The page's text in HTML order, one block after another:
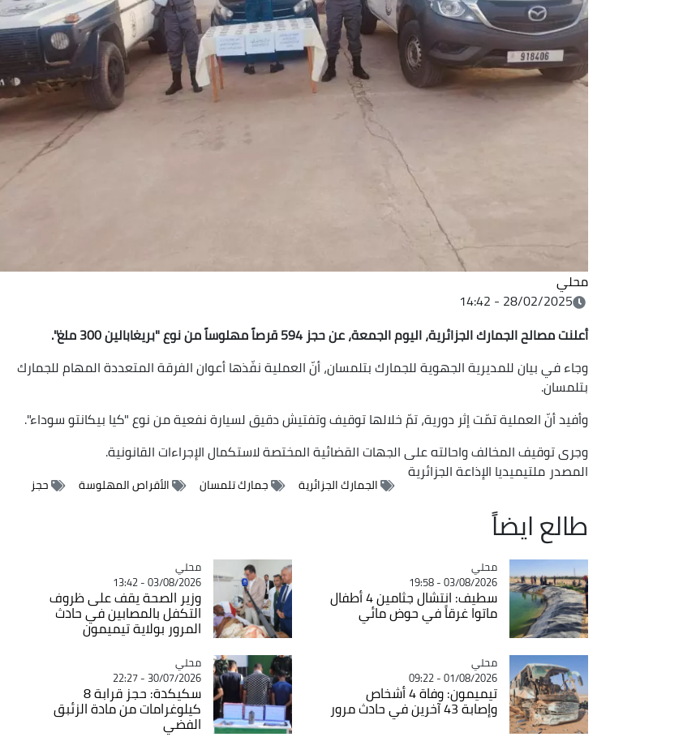
محلي
28/02/2025 - 14:42
أعلنت مصالح الجمارك الجزائرية، اليوم الجمعة، عن حجز 594 قرصاً مهلوساً من نوع "بريغابالين 300 ملغ".
وجاء في بيان للمديرية الجهوية للجمارك بتلمسان، أنّ العملية نفّذها أعوان الفرقة المتعددة المهام للجمارك
بتلمسان.
وأفيد أنّ العملية تمّت إثر دورية، تمّ خلالها توقيف وتفتيش دقيق لسيارة نفعية من نوع "كيا بيكانتو سوداء".
وجرى توقيف المخالف واحالته على الجهات القضائية المختصة لاستكمال الإجراءات القانونية.
المصدر ملتيميديا الإذاعة الجزائرية
الجمارك الجزائرية جمارك تلمسان الأقراص المهلوسة حجز
طالع ايضاً
Catégorie
محلي
03/08/2026 - 19:58
سطيف: انتشال جثامين 4 أطفال
ماتوا غرقاً في حوض مائي
Catégorie
محلي
03/08/2026 - 13:42
وزير الصحة يقف على ظروف
التكفل بالمصابين في حادث
المرور بولاية تيميمون
Catégorie
محلي
01/08/2026 - 09:22
تيميمون: وفاة 4 أشخاص
وإصابة 43 آخرين في حادث مرور
Catégorie
محلي
30/07/2026 - 22:27
سكيكدة: حجز قرابة 8
كيلوغرامات من مادة الزئبق
الفضي